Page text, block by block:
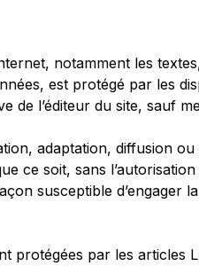
notamment les
est protégé par les
de l’éditeur du site, sauf
adaptation, diffusion
ce soit, sans
susceptible d’engager
protégées par les articles